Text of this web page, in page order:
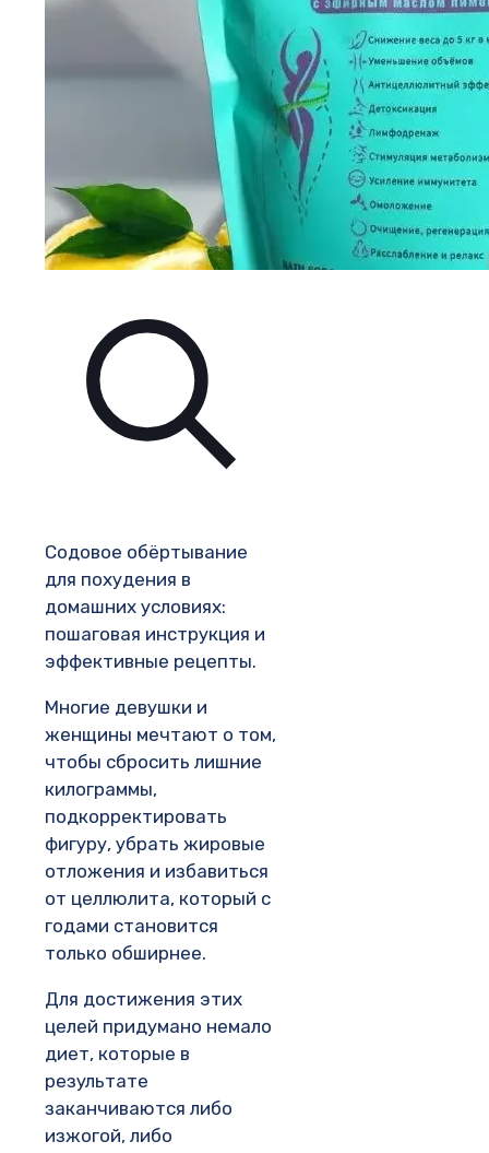
Содовое обёртывание
для похудения в
домашних условиях:
пошаговая инструкция и
эффективные рецепты.
Многие девушки и
женщины мечтают о том,
чтобы сбросить лишние
килограммы,
подкорректировать
фигуру, убрать жировые
отложения и избавиться
от целлюлита, который с
годами становится
только обширнее.
Для достижения этих
целей придумано немало
диет, которые в
результате
заканчиваются либо
изжогой, либо